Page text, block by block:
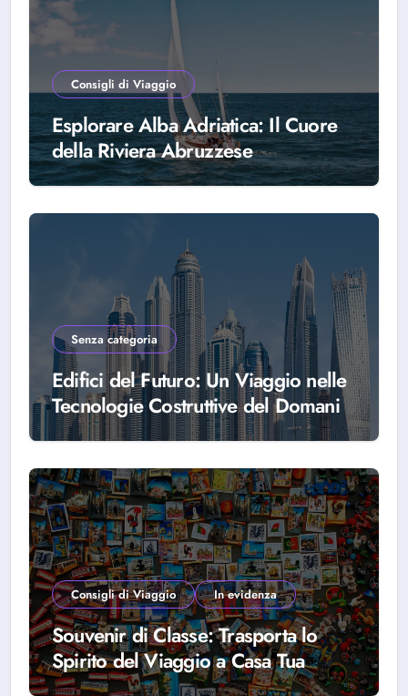
Consigli di Viaggio
Esplorare Alba Adriatica: Il Cuore
della Riviera Abruzzese
Senza categoria
Edifici del Futuro: Un Viaggio nelle
Tecnologie Costruttive del Domani
Consigli di Viaggio In evidenza
Souvenir di Classe: Trasporta lo
Spirito del Viaggio a Casa Tua